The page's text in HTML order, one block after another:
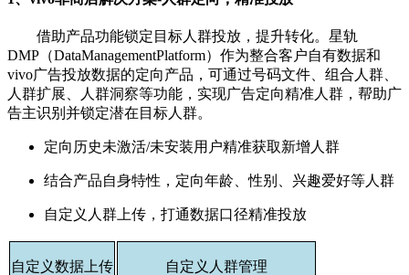
借助产品功能锁定目标人群投放，提升转化。星轨
DMP（DataManagementPlatform）作为整合客户自有数据和
vivo广告投放数据的定向产品，可通过号码文件、组合人群、
人群扩展、人群洞察等功能，实现广告定向精准人群，帮助广
告主识别并锁定潜在目标人群。
定向历史未激活/未安装用户精准获取新增人群
结合产品自身特性，定向年龄、性别、兴趣爱好等人群
自定义人群上传，打通数据口径精准投放
自定义数据上传 自定义人群管理